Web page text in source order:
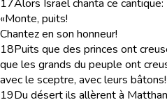
17Alors Israël chanta ce cantique:
«Monte, puits!
Chantez en son honneur!
18Puits que des princes ont
que les grands du peuple ont
avec le sceptre, avec leurs
19Du désert ils allèrent à